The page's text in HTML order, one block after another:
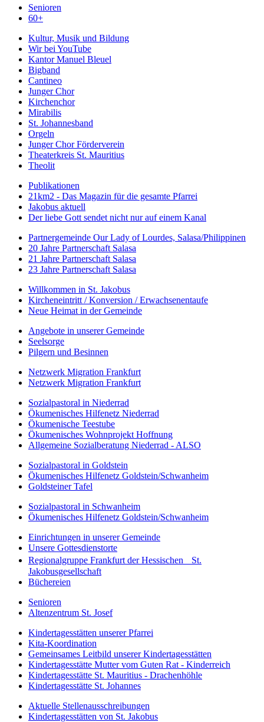
Senioren
60+
Kultur, Musik und Bildung
Wir bei YouTube
Kantor Manuel Bleuel
Bigband
Cantineo
Junger Chor
Kirchenchor
Mirabilis
St. Johannesband
Orgeln
Junger Chor Förderverein
Theaterkreis St. Mauritius
Theolit
Publikationen
21km2 - Das Magazin für die gesamte Pfarrei
Jakobus aktuell
Der liebe Gott sendet nicht nur auf einem Kanal
Partnergemeinde Our Lady of Lourdes, Salasa/Philippinen
20 Jahre Partnerschaft Salasa
21 Jahre Partnerschaft Salasa
23 Jahre Partnerschaft Salasa
Willkommen in St. Jakobus
Kircheneintritt / Konversion / Erwachsenentaufe
Neue Heimat in der Gemeinde
Angebote in unserer Gemeinde
Seelsorge
Pilgern und Besinnen
Netzwerk Migration Frankfurt
Netzwerk Migration Frankfurt
Sozialpastoral in Niederrad
Ökumenisches Hilfenetz Niederrad
Ökumenische Teestube
Ökumenisches Wohnprojekt Hoffnung
Allgemeine Sozialberatung Niederrad - ALSO
Sozialpastoral in Goldstein
Ökumenisches Hilfenetz Goldstein/Schwanheim
Goldsteiner Tafel
Sozialpastoral in Schwanheim
Ökumenisches Hilfenetz Goldstein/Schwanheim
Einrichtungen in unserer Gemeinde
Unsere Gottesdienstorte
Regionalgruppe Frankfurt der Hessischen St.
Jakobusgesellschaft
Büchereien
Senioren
Altenzentrum St. Josef
Kindertagesstätten unserer Pfarrei
Kita-Koordination
Gemeinsames Leitbild unserer Kindertagesstätten
Kindertagesstätte Mutter vom Guten Rat - Kinderreich
Kindertagesstätte St. Mauritius - Drachenhöhle
Kindertagesstätte St. Johannes
Aktuelle Stellenausschreibungen
Kindertagesstätten von St. Jakobus